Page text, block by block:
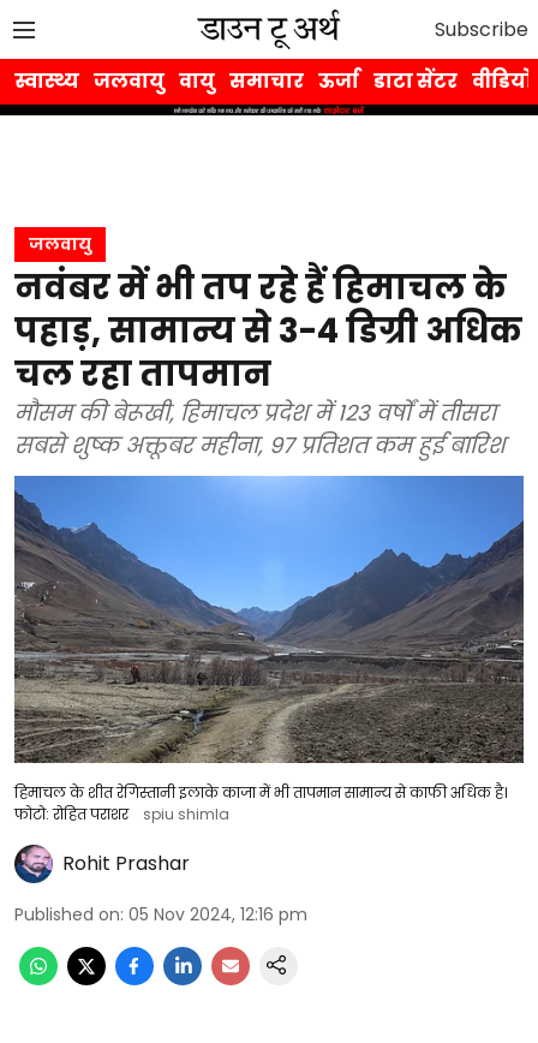
Subscribe
स्वास्थ्य जलवायु वायु समाचार ऊर्जा डाटा सेंटर वीडियो
जलवायु
नवंबर में भी तप रहे हैं हिमाचल के
पहाड़, सामान्य से 3-4 डिग्री अधिक
चल रहा तापमान
मौसम की बेरूखी, हिमाचल प्रदेश में 123 वर्षों में तीसरा
सबसे शुष्क अक्तूबर महीना, 97 प्रतिशत कम हुई बारिश
हिमाचल के शीत रेगिस्तानी इलाके काजा में भी तापमान सामान्य से काफी अधिक है।
फोटो: रोहित पराशर
spiu shimla
Rohit Prashar
Published on: 05 Nov 2024, 12:16 pm